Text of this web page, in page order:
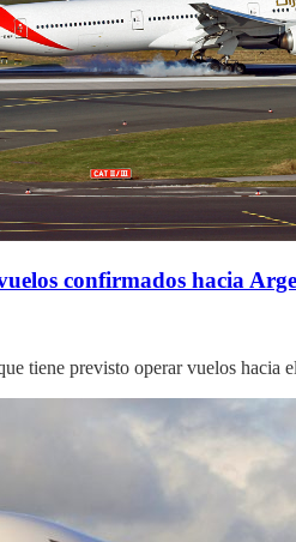
confirmados hacia
tiene previsto operar vuelos